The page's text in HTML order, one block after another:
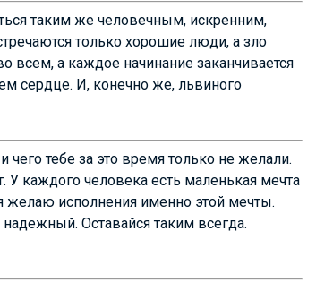
таким же человечным, искренним,
только хорошие люди, а зло
всем, а каждое начинание заканчивается
сердце. И, конечно же, львиного
тебе за это время только не желали.
У каждого человека есть маленькая мечта
желаю исполнения именно этой мечты.
Оставайся таким всегда.